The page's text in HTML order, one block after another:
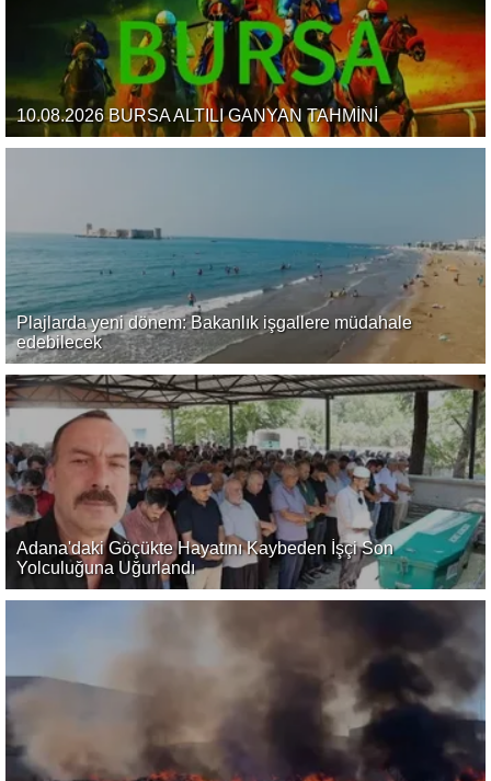
10.08.2026 BURSA ALTILI GANYAN TAHMİNİ
Plajlarda yeni dönem: Bakanlık işgallere müdahale
edebilecek
Adana'daki Göçükte Hayatını Kaybeden İşçi Son
Yolculuğuna Uğurlandı